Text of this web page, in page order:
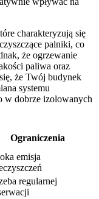
charakteryzują się
palniki, co
że ogrzewanie
paliwa oraz
że Twój budynek
systemu
w dobrze izolowanych
Ograniczenia
emisja
regularnej